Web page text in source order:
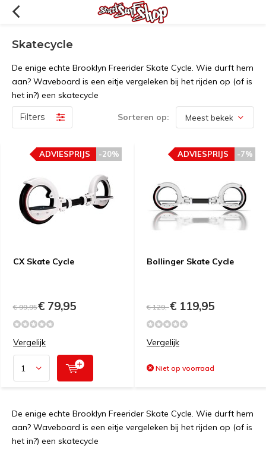
Skatecycle
De enige echte Brooklyn Freerider Skate Cycle. Wie durft hem
aan? Waveboard is een eitje vergeleken bij het rijden op (of is
het in?) een skatecycle
Filters Sorteren op:
CX Skate Cycle
-20%
ADVIESPRIJS
€ 99,95€ 79,95
Vergelijk
Bollinger Skate Cycle
-7%
ADVIESPRIJS
€ 129,-€ 119,95
Vergelijk
Niet op voorraad
De enige echte Brooklyn Freerider Skate Cycle. Wie durft hem
aan? Waveboard is een eitje vergeleken bij het rijden op (of is
het in?) een skatecycle